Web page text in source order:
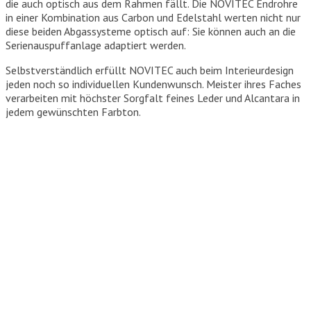
die auch optisch aus dem Rahmen fällt. Die NOVITEC Endrohre
in einer Kombination aus Carbon und Edelstahl werten nicht nur
diese beiden Abgassysteme optisch auf: Sie können auch an die
Serienauspuffanlage adaptiert werden.
Selbstverständlich erfüllt NOVITEC auch beim Interieurdesign
jeden noch so individuellen Kundenwunsch. Meister ihres Faches
verarbeiten mit höchster Sorgfalt feines Leder und Alcantara in
jedem gewünschten Farbton.